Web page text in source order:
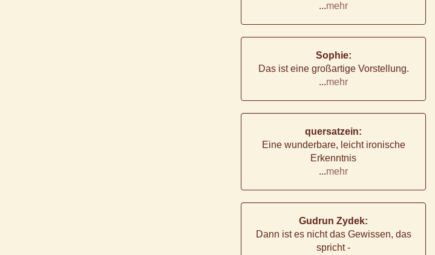
...mehr
Sophie:
Das ist eine großartige Vorstellung.
...mehr
quersatzein:
Eine wunderbare, leicht ironische
Erkenntnis
...mehr
Gudrun Zydek:
Dann ist es nicht das Gewissen, das
spricht -